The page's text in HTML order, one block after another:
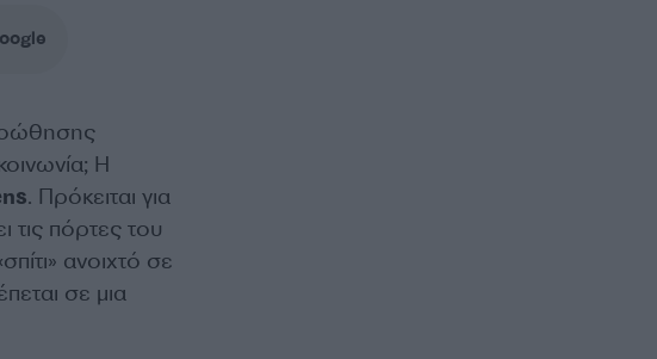
Η
. Πρόκειται για
τις πόρτες του
ανοιχτό σε
σε μια